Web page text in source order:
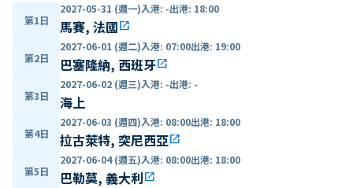
第1日
2027-05-31 (週一)入港: -出港: 18:00
馬賽, 法國open_in_new
第2日
2027-06-01 (週二)入港: 07:00出港: 19:00
巴塞隆納, 西班牙open_in_new
第3日
2027-06-02 (週三)入港: -出港: -
海上
第4日
2027-06-03 (週四)入港: 08:00出港: 18:00
拉古萊特, 突尼西亞open_in_new
第5日
2027-06-04 (週五)入港: 08:00出港: 18:00
巴勒莫, 義大利open_in_new